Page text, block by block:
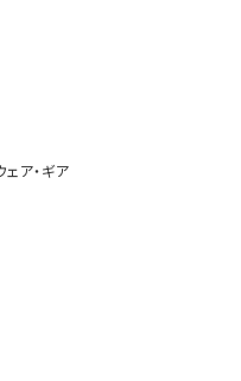
ア・ギア